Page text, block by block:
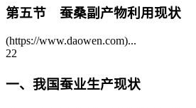
第五节 蚕桑副产物利用现状
(https://www.daowen.com)...
22
一、我国蚕业生产现状